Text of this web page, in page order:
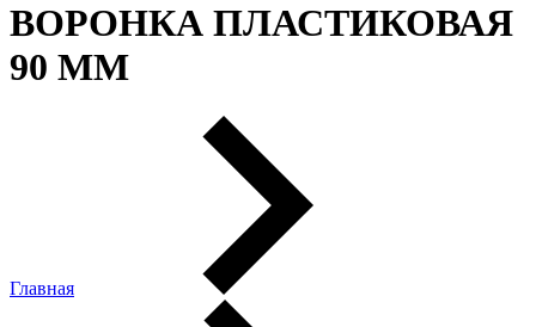
ВОРОНКА ПЛАСТИКОВАЯ
90 ММ
Главная